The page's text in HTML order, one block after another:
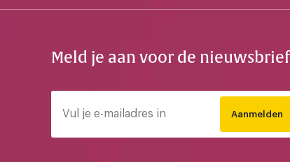
Meld je aan voor de nieuwsbrief
Aanmelden